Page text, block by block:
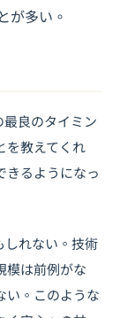
が多い。
良のタイミン
を教えてくれ
きるようになっ
しれない。技術
模は前例がな
い。このような